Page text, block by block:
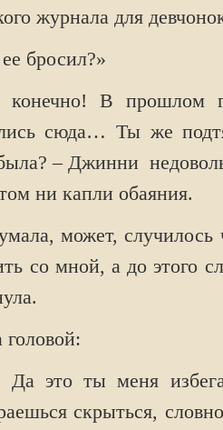
журнала для
бросил?»
В прошлом
сюда… Ты же
– Джинни
ни капли обаяния.
может,
со мной, а до этого
Да это ты меня
скрыться,